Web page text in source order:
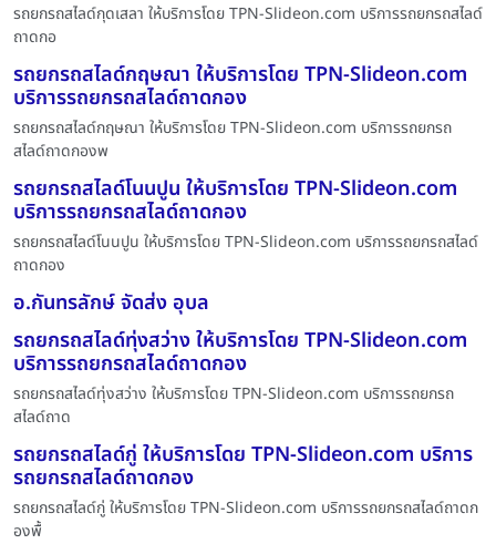
รถยกรถสไลด์กุดเสลา ให้บริการโดย TPN-Slideon.com บริการรถยกรถสไลด์
ถาดกอ
รถยกรถสไลด์กฤษณา ให้บริการโดย TPN-Slideon.com
บริการรถยกรถสไลด์ถาดกอง
รถยกรถสไลด์กฤษณา ให้บริการโดย TPN-Slideon.com บริการรถยกรถ
สไลด์ถาดกองพ
รถยกรถสไลด์โนนปูน ให้บริการโดย TPN-Slideon.com
บริการรถยกรถสไลด์ถาดกอง
รถยกรถสไลด์โนนปูน ให้บริการโดย TPN-Slideon.com บริการรถยกรถสไลด์
ถาดกอง
อ.กันทรลักษ์ จัดส่ง อุบล
รถยกรถสไลด์ทุ่งสว่าง ให้บริการโดย TPN-Slideon.com
บริการรถยกรถสไลด์ถาดกอง
รถยกรถสไลด์ทุ่งสว่าง ให้บริการโดย TPN-Slideon.com บริการรถยกรถ
สไลด์ถาด
รถยกรถสไลด์กู่ ให้บริการโดย TPN-Slideon.com บริการ
รถยกรถสไลด์ถาดกอง
รถยกรถสไลด์กู่ ให้บริการโดย TPN-Slideon.com บริการรถยกรถสไลด์ถาดก
องพื้